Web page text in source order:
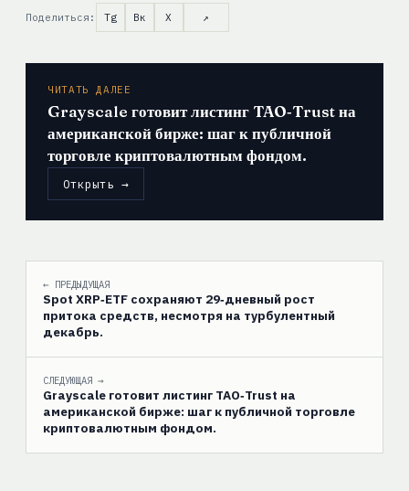
Поделиться: Tg Вк X ↗
ЧИТАТЬ ДАЛЕЕ
Grayscale готовит листинг TAO‑Trust на
американской бирже: шаг к публичной
торговле криптовалютным фондом.
Открыть →
← ПРЕДЫДУЩАЯ
Spot XRP‑ETF сохраняют 29‑дневный рост
притока средств, несмотря на турбулентный
декабрь.
СЛЕДУЮЩАЯ →
Grayscale готовит листинг TAO‑Trust на
американской бирже: шаг к публичной торговле
криптовалютным фондом.